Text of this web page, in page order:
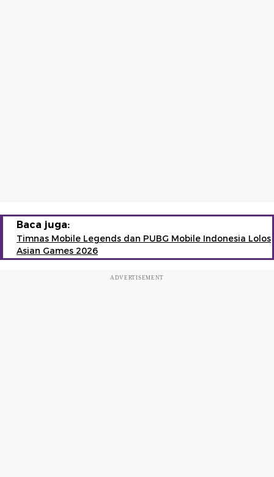
Baca juga:
Timnas Mobile Legends dan PUBG Mobile Indonesia Lolos
Asian Games 2026
ADVERTISEMENT